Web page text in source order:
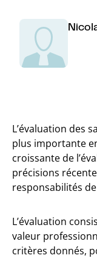
L’évaluation des
plus importante
croissante de
précisions
responsabilités
L’évaluation
valeur
critères donnés,